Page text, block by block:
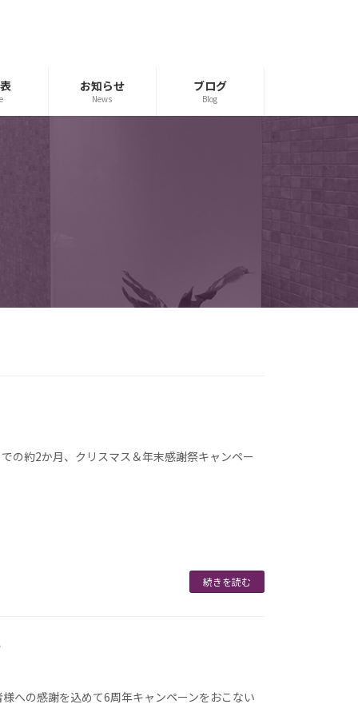
お知らせ
News
ブログ
Blog
の約2か月、クリスマス＆年末感謝祭キャンペー
続きを読む
への感謝を込めて6周年キャンペーンをおこない